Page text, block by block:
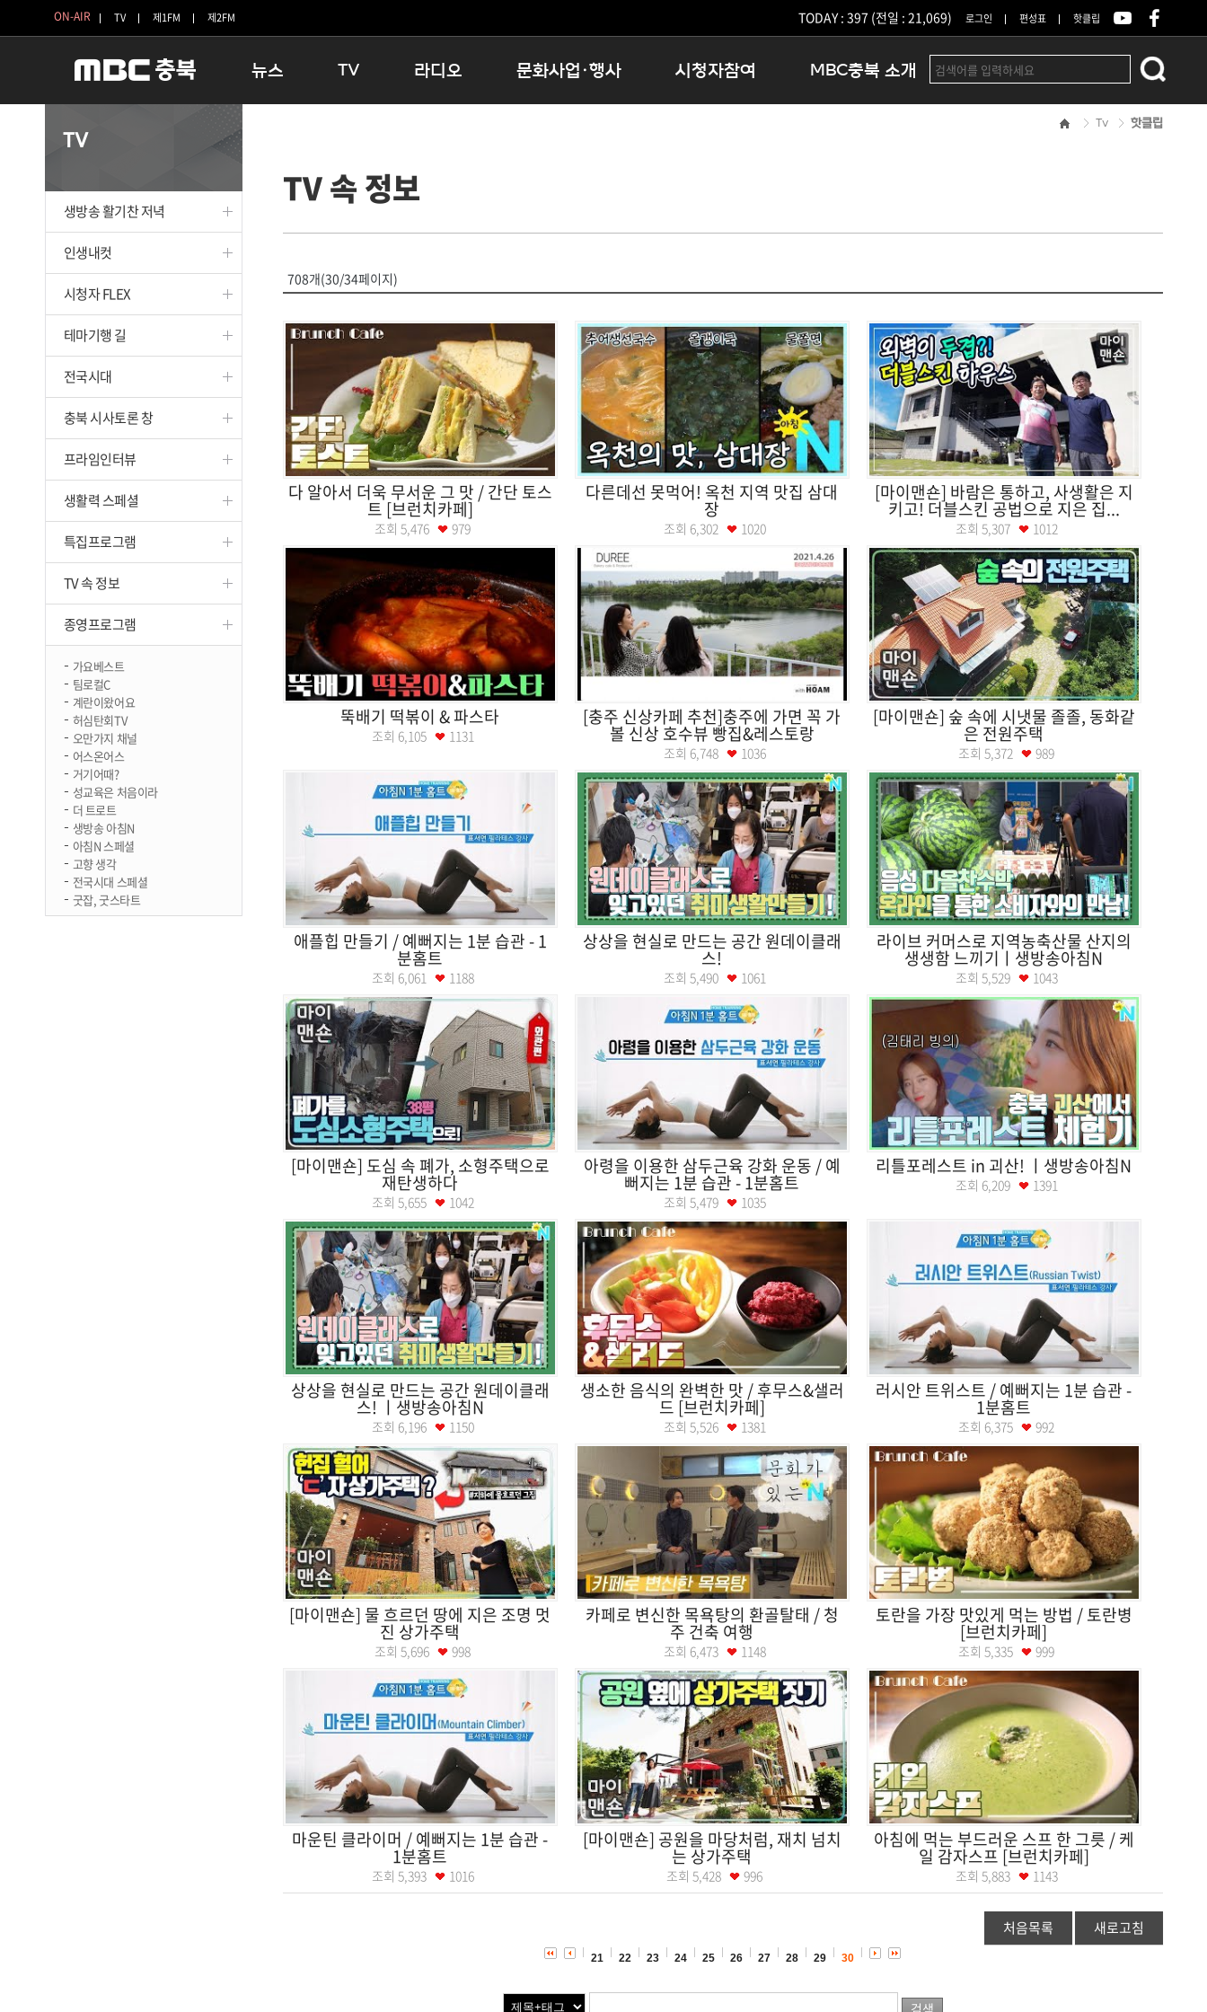
ON-AIR TV 제1FM 제2FM TODAY : 397 (전일 : 21,069) 로그인 편성표 핫클립
뉴스
보은
옥천
TV
인생내컷
테마기행 길
시청자 FLEX
특집프로그램
종영프로그램
라디오
16:00 완벽한 하루
우리 고향, 부탁해!
문화사업·행사
청원생명쌀 대청호마라톤
로컬 콘텐츠 Hub
문화행사 아카이빙
시청자참여 MBC충북 소개
결산공고
TV
생방송 활기찬 저녁
인생내컷
시청자 FLEX
테마기행 길
전국시대
충북 시사토론 창
프라임인터뷰
생활력 스페셜
특집프로그램
TV 속 정보
종영프로그램
가요베스트
팀로컬C
계란이왔어요
허심탄회TV
오만가지 채널
어스온어스
거기어때?
성교육은 처음이라
더 트로트
생방송 아침N
아침N 스페셜
고향 생각
전국시대 스페셜
굿잡, 굿스타트
Tv 핫클립
TV 속 정보
708개(30/34페이지)
다 알아서 더욱 무서운 그 맛 / 간단 토스
트 [브런치카페]
조회 5,476 979
다른데선 못먹어! 옥천 지역 맛집 삼대
장
조회 6,302 1020
[마이맨숀] 바람은 통하고, 사생활은 지
키고! 더블스킨 공법으로 지은 집...
조회 5,307 1012
뚝배기 떡볶이 & 파스타
조회 6,105 1131
[충주 신상카페 추천]충주에 가면 꼭 가
볼 신상 호수뷰 빵집&레스토랑
조회 6,748 1036
[마이맨숀] 숲 속에 시냇물 졸졸, 동화같
은 전원주택
조회 5,372 989
애플힙 만들기 / 예뻐지는 1분 습관 - 1
분홈트
조회 6,061 1188
상상을 현실로 만드는 공간 원데이클래
스!
조회 5,490 1061
라이브 커머스로 지역농축산물 산지의
생생함 느끼기ㅣ생방송아침N
조회 5,529 1043
[마이맨숀] 도심 속 폐가, 소형주택으로
재탄생하다
조회 5,655 1042
아령을 이용한 삼두근육 강화 운동 / 예
뻐지는 1분 습관 - 1분홈트
조회 5,479 1035
리틀포레스트 in 괴산! ㅣ생방송아침N
조회 6,209 1391
상상을 현실로 만드는 공간 원데이클래
스! ㅣ생방송아침N
조회 6,196 1150
생소한 음식의 완벽한 맛 / 후무스&샐러
드 [브런치카페]
조회 5,526 1381
러시안 트위스트 / 예뻐지는 1분 습관 -
1분홈트
조회 6,375 992
[마이맨숀] 물 흐르던 땅에 지은 조명 멋
진 상가주택
조회 5,696 998
카페로 변신한 목욕탕의 환골탈태 / 청
주 건축 여행
조회 6,473 1148
토란을 가장 맛있게 먹는 방법 / 토란병
[브런치카페]
조회 5,335 999
마운틴 클라이머 / 예뻐지는 1분 습관 -
1분홈트
조회 5,393 1016
[마이맨숀] 공원을 마당처럼, 재치 넘치
는 상가주택
조회 5,428 996
아침에 먹는 부드러운 스프 한 그릇 / 케
일 감자스프 [브런치카페]
조회 5,883 1143
처음목록 새로고침
21 22 23 24 25 26 27 28 29 30